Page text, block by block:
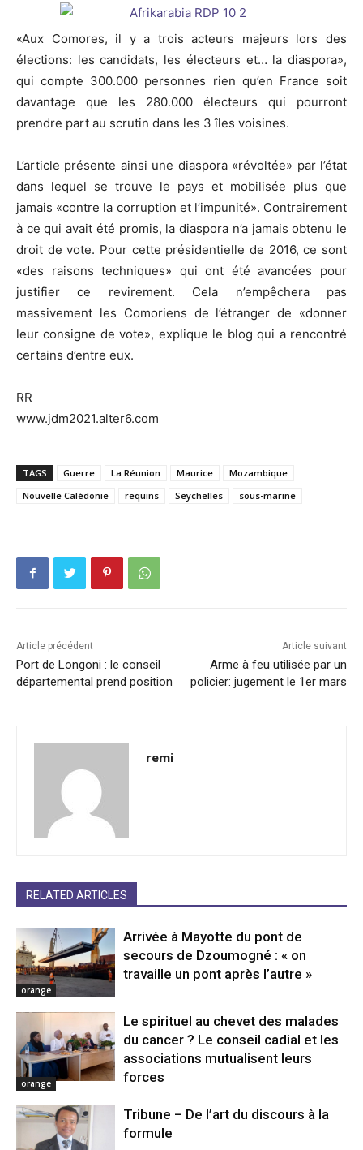
«Aux Comores, il y a trois acteurs majeurs lors des
élections: les candidats, les électeurs et… la diaspora»,
qui compte 300.000 personnes rien qu’en France soit
davantage que les 280.000 électeurs qui pourront
prendre part au scrutin dans les 3 îles voisines.
L’article présente ainsi une diaspora «révoltée» par l’état
dans lequel se trouve le pays et mobilisée plus que
jamais «contre la corruption et l’impunité». Contrairement
à ce qui avait été promis, la diaspora n’a jamais obtenu le
droit de vote. Pour cette présidentielle de 2016, ce sont
«des raisons techniques» qui ont été avancées pour
justifier ce revirement. Cela n’empêchera pas
massivement les Comoriens de l’étranger de «donner
leur consigne de vote», explique le blog qui a rencontré
certains d’entre eux.
RR
www.jdm2021.alter6.com
TAGS Guerre La Réunion Maurice
Mozambique
Nouvelle Calédonie
requins Seychelles sous-marine
Article précédent
Port de Longoni : le conseil
départemental prend position
Article suivant
Arme à feu utilisée par un
policier: jugement le 1er mars
remi
RELATED ARTICLES
orange
Arrivée à Mayotte du pont de
secours de Dzoumogné : « on
travaille un pont après l’autre »
orange
Le spirituel au chevet des malades
du cancer ? Le conseil cadial et les
associations mutualisent leurs
forces
Tribune – De l’art du discours à la
formule